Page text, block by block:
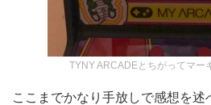
TYNY ARCADEとちがってマー
ここまでかなり手放しで感想を